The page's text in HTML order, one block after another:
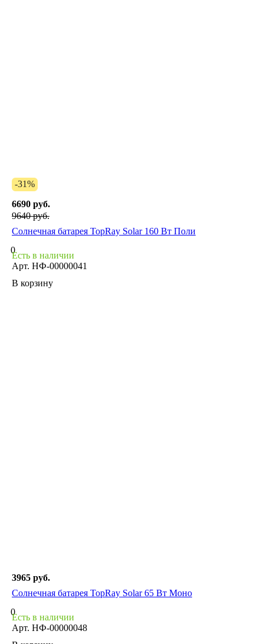
-31%
6690 руб.
9640 руб.
Солнечная батарея TopRay Solar 160 Вт Поли
0
Есть в наличии
Арт. НФ-00000041
В корзину
3965 руб.
Солнечная батарея TopRay Solar 65 Вт Моно
0
Есть в наличии
Арт. НФ-00000048